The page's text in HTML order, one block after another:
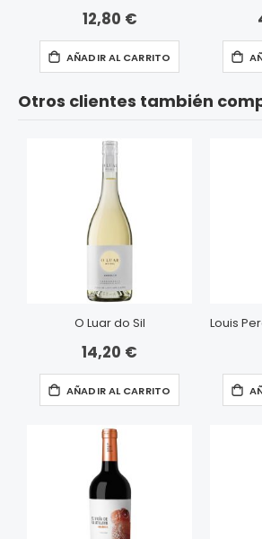
12,80 €
AÑADIR AL CARRITO
Otros clientes también
O Luar do Sil
14,20 €
AÑADIR AL CARRITO